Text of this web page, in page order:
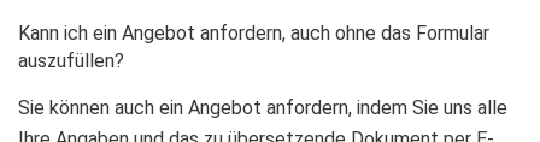
Kann ich ein Angebot anfordern, auch ohne das Formular
auszufüllen?
Sie können auch ein Angebot anfordern, indem Sie uns alle